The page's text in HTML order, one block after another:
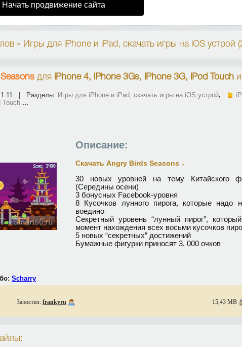
Начать продвижение сайта
» Игры для iPhone и iPad, скачать игры на iOS устрой
для iPhone 4, iPhone 3Gs, iPhone 3G, iPod Touch
11:11 | Разделы: Игры для iPhone и iPad, скачать игры на iOS устрой,
Touch ...
Описание:
Скачать Angry Birds Seasons ↓
30 новых уровней на тему Китайского
(Середины осени)
3 бонусных Facebook-уровня
8 Кусочков лунного пирога, которые надо
воедино
Секретный уровень “лунный пирог”,
момент нахождения всех восьми кусочков
5 новых “секретных” достижений
Бумажные фигурки приносят 3, 000 очков
Scharry
Запостил: frankyru 15,43 MB